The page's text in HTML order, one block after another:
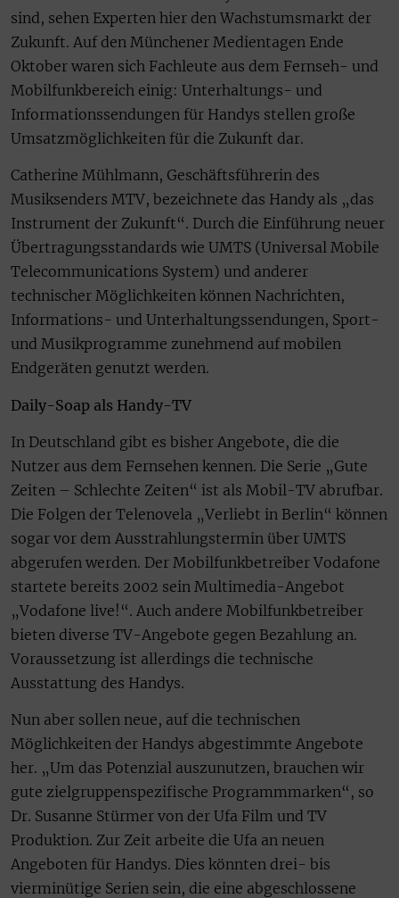
sind, sehen Experten hier den Wachstumsmarkt der
Zukunft. Auf den Münchener Medientagen Ende
Oktober waren sich Fachleute aus dem Fernseh- und
Mobilfunkbereich einig: Unterhaltungs- und
Informationssendungen für Handys stellen große
Umsatzmöglichkeiten für die Zukunft dar.
Catherine Mühlmann, Geschäftsführerin des
Musiksenders MTV, bezeichnete das Handy als „das
Instrument der Zukunft“. Durch die Einführung neuer
Übertragungsstandards wie UMTS (Universal Mobile
Telecommunications System) und anderer
technischer Möglichkeiten können Nachrichten,
Informations- und Unterhaltungssendungen, Sport-
und Musikprogramme zunehmend auf mobilen
Endgeräten genutzt werden.
Daily-Soap als Handy-TV
In Deutschland gibt es bisher Angebote, die die
Nutzer aus dem Fernsehen kennen. Die Serie „Gute
Zeiten – Schlechte Zeiten“ ist als Mobil-TV abrufbar.
Die Folgen der Telenovela „Verliebt in Berlin“ können
sogar vor dem Ausstrahlungstermin über UMTS
abgerufen werden. Der Mobilfunkbetreiber Vodafone
startete bereits 2002 sein Multimedia-Angebot
„Vodafone live!“. Auch andere Mobilfunkbetreiber
bieten diverse TV-Angebote gegen Bezahlung an.
Voraussetzung ist allerdings die technische
Ausstattung des Handys.
Nun aber sollen neue, auf die technischen
Möglichkeiten der Handys abgestimmte Angebote
her. „Um das Potenzial auszunutzen, brauchen wir
gute zielgruppenspezifische Programmmarken“, so
Dr. Susanne Stürmer von der Ufa Film und TV
Produktion. Zur Zeit arbeite die Ufa an neuen
Angeboten für Handys. Dies könnten drei- bis
vierminütige Serien sein, die eine abgeschlossene